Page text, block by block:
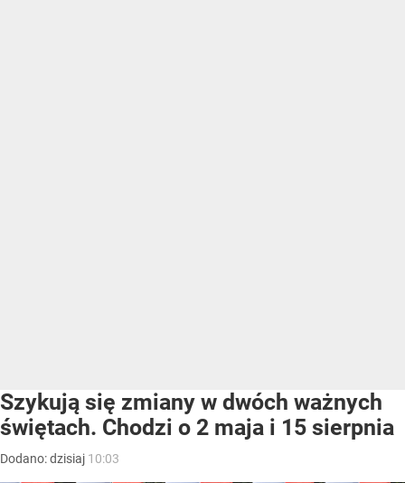
Szykują się zmiany w dwóch ważnych
świętach. Chodzi o 2 maja i 15 sierpnia
Dodano:dzisiaj 10:03